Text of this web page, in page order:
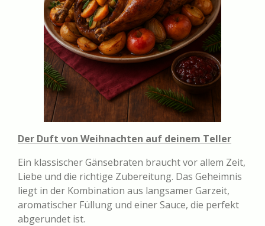
Der Duft von Weihnachten auf deinem Teller
Ein klassischer Gänsebraten braucht vor allem Zeit,
Liebe und die richtige Zubereitung. Das Geheimnis
liegt in der Kombination aus langsamer Garzeit,
aromatischer Füllung und einer Sauce, die perfekt
abgerundet ist.